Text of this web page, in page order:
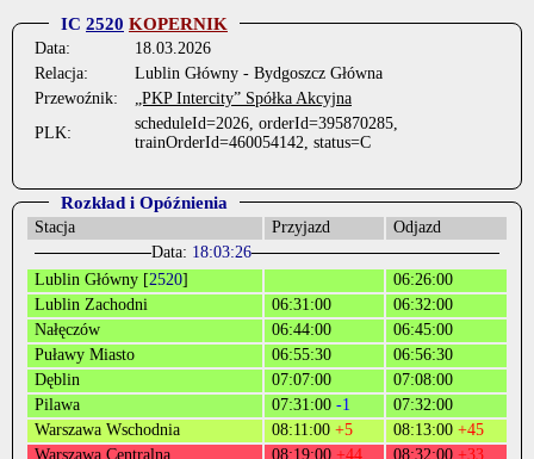
IC 2520 KOPERNIK
Data:
18.03.2026
Relacja:
Lublin Główny - Bydgoszcz Główna
Przewoźnik:
„PKP Intercity” Spółka Akcyjna
PLK:
scheduleId=2026, orderId=395870285,
trainOrderId=460054142, status=C
Rozkład i Opóźnienia
Stacja Przyjazd
Odjazd
Data: 18:03:26
Lublin Główny [2520]
06:26:00
Lublin Zachodni
06:31:00
06:32:00
Nałęczów
06:44:00
06:45:00
Puławy Miasto
06:55:30
06:56:30
Dęblin
07:07:00
07:08:00
Pilawa
07:31:00 -1
07:32:00
Warszawa Wschodnia
08:11:00 +5 08:13:00 +45
Warszawa Centralna
08:19:00 +44 08:32:00 +33